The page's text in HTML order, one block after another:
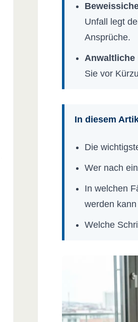
Unfall legt
Ansprüche.
Anwaltliche
Sie vor
In diesem
Die
Wer nach
In welchen
werden kann
Welche